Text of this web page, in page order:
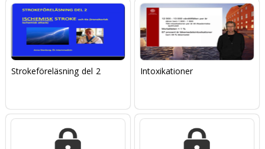
Strokeföreläsning del 2 Intoxikationer